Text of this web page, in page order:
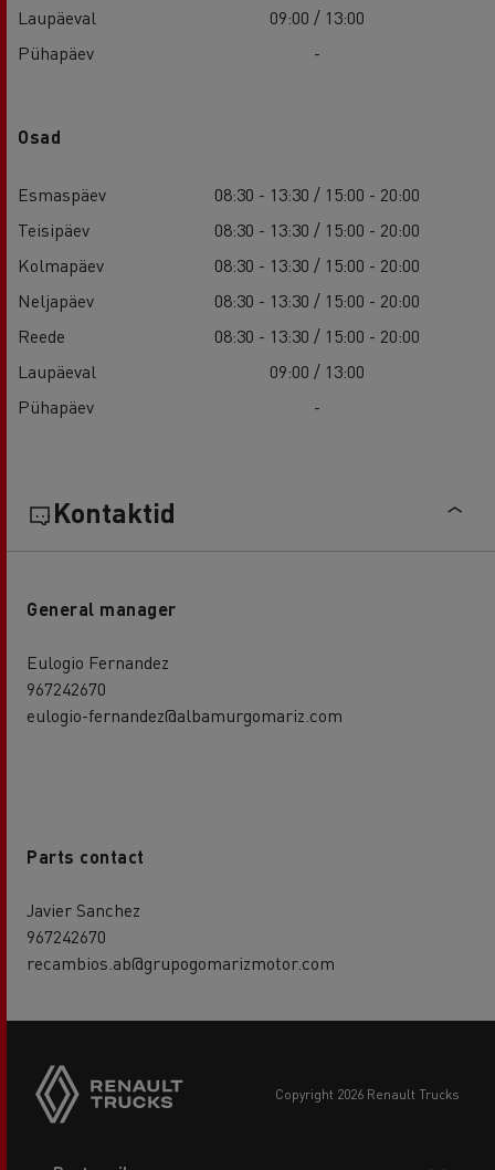
Laupäeval
09:00 / 13:00
Pühapäev
-
Osad
Esmaspäev
08:30 - 13:30 / 15:00 - 20:00
Teisipäev
08:30 - 13:30 / 15:00 - 20:00
Kolmapäev
08:30 - 13:30 / 15:00 - 20:00
Neljapäev
08:30 - 13:30 / 15:00 - 20:00
Reede
08:30 - 13:30 / 15:00 - 20:00
Laupäeval
09:00 / 13:00
Pühapäev
-
Kontaktid
General manager
Eulogio Fernandez
967242670
eulogio-fernandez@albamurgomariz.com
Parts contact
Javier Sanchez
967242670
recambios.ab@grupogomarizmotor.com
copyright 2026 Renault Trucks